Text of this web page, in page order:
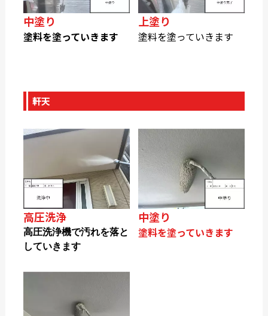
中塗り
塗料を塗っていきます
上塗り
塗料を塗っていきます
軒天
高圧洗浄
高圧洗浄機で汚れを落と
していきます
中塗り
塗料を塗っていきます